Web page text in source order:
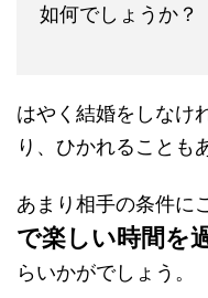
如何でしょうか？
はやく結婚をしなけ
り、ひかれることも
あまり相手の条件に
で楽しい時間を
らいかがでしょう。